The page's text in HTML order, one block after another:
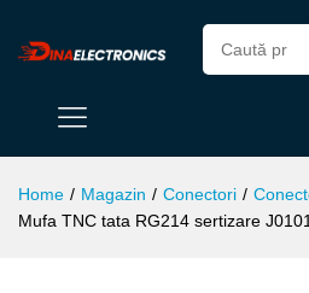
Home / Magazin / Conectori /
Mufa TNC tata RG214 sertizare